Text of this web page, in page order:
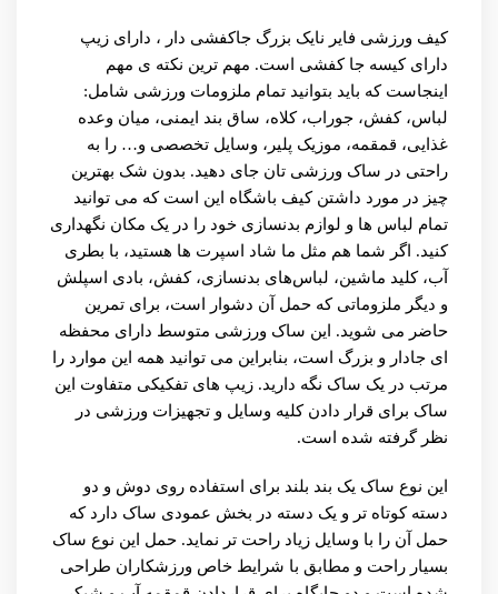
کیف ورزشی فایر نایک بزرگ جاکفشی دار ، دارای زیپ
دارای کیسه جا کفشی است. مهم ترین نکته ی مهم
اینجاست که باید بتوانید تمام ملزومات ورزشی شامل:
لباس، کفش، جوراب، کلاه، ساق بند ایمنی، میان وعده
غذایی، قمقمه، موزیک پلیر، وسایل تخصصی و… را به
راحتی در ساک ورزشی تان جای دهید. بدون شک بهترین
چیز در مورد داشتن کیف باشگاه این است که می توانید
تمام لباس ها و لوازم بدنسازی خود را در یک مکان نگهداری
کنید. اگر شما هم مثل ما شاد اسپرت ها هستید، با بطری
آب، کلید ماشین، لباس‌های بدنسازی، کفش، بادی اسپلش
و دیگر ملزوماتی که حمل آن دشوار است، برای تمرین
حاضر می شوید. این ساک ورزشی متوسط دارای محفظه
ای جادار و بزرگ است، بنابراین می توانید همه این موارد را
مرتب در یک ساک نگه دارید. زیپ های تفکیکی متفاوت این
ساک برای قرار دادن کلیه وسایل و تجهیزات ورزشی در
نظر گرفته شده است.
این نوع ساک یک بند بلند برای استفاده روی دوش و دو
دسته کوتاه تر و یک دسته در بخش عمودی ساک دارد که
حمل آن را با وسایل زیاد راحت تر نماید. حمل این نوع ساک
بسیار راحت و مطابق با شرایط خاص ورزشکاران طراحی